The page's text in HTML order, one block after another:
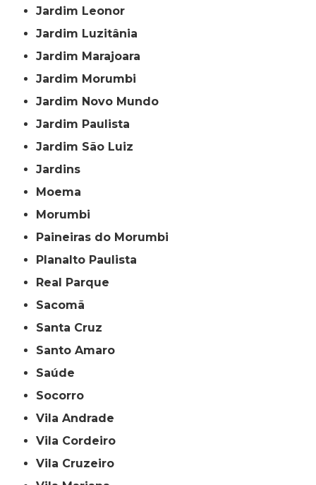
Jardim Leonor
Jardim Luzitânia
Jardim Marajoara
Jardim Morumbi
Jardim Novo Mundo
Jardim Paulista
Jardim São Luiz
Jardins
Moema
Morumbi
Paineiras do Morumbi
Planalto Paulista
Real Parque
Sacomã
Santa Cruz
Santo Amaro
Saúde
Socorro
Vila Andrade
Vila Cordeiro
Vila Cruzeiro